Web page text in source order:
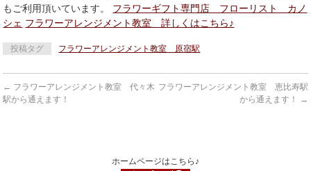
もご利用頂いています。 フラワーギフト専門店 フローリスト カノ
シェ フラワーアレンジメント教室 詳しくはこちら♪
投稿タグ フラワーアレンジメント教室 原宿駅
← フラワーアレンジメント教室 代々木
駅から通えます！
フラワーアレンジメント教室 恵比寿駅
から通えます！
→
ホームページはこちら♪